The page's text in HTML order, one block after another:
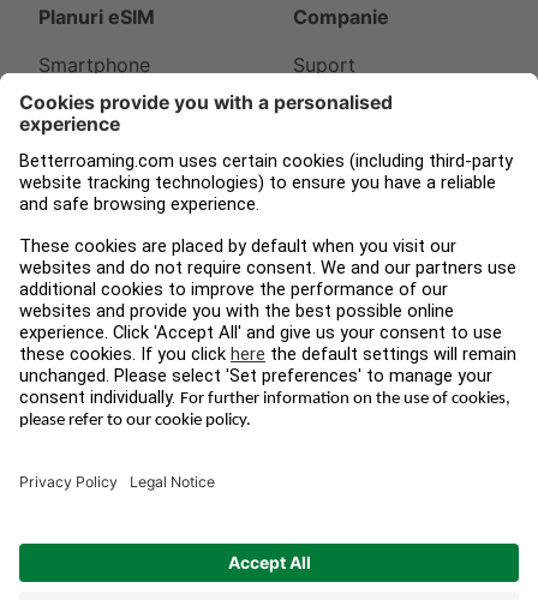
Planuri eSIM
Smartphone
Apple Watch
iPad
Tampnet
Companie
Suport
Despre noi
Blog
Legal
Termeni și condiții
Confidențialitatea
datelor
Imprint
Urmați-ne
Instagram
Facebook
LinkedIn